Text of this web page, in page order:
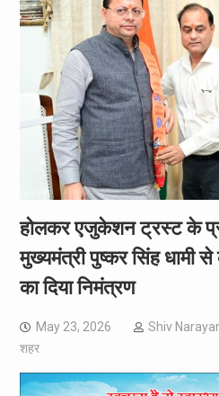
होलकर एजुकेशन ट्रस्ट के
मुख्यमंत्री पुष्कर सिंह धामी
का दिया निमंत्रण
May 23, 2026 Shiv
शहर